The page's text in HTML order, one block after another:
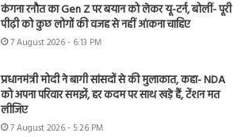
कंगना रनौत का Gen Z पर बयान को लेकर यू-टर्न, बोलीं- पूरी
पीढ़ी को कुछ लोगों की वजह से नहीं आंकना चाहिए
7 August 2026 - 6:13 PM
प्रधानमंत्री मोदी ने बागी सांसदों से की मुलाकात, कहा- NDA
को अपना परिवार समझें, हर कदम पर साथ खड़े हैं, टेंशन मत
लीजिए
7 August 2026 - 5:26 PM